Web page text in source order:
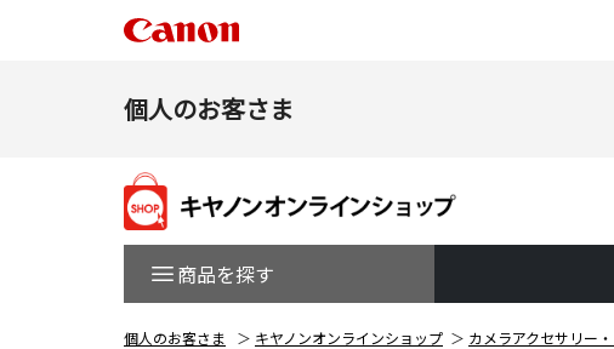
個人のお客さま
商品を探す
個人のお客さま キヤノンオンラインショップ カメラアクセサリー